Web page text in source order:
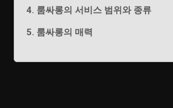
4. 룸싸롱의 서비스 범위와 종류
5. 룸싸롱의 매력